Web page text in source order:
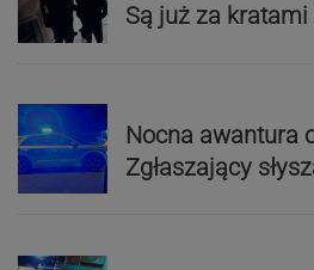
Są już za kratami
Nocna awantura
Zgłaszający